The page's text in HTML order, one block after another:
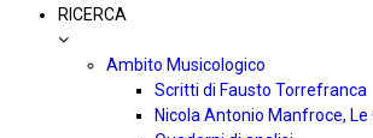
RICERCA
Ambito Musicologico
Scritti di Fausto Torrefranca
Nicola Antonio Manfroce, Le